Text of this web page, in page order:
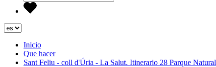
Inicio
Que hacer
Sant Feliu - coll d'Úria - La Salut. Itinerario 28 Parque Natural